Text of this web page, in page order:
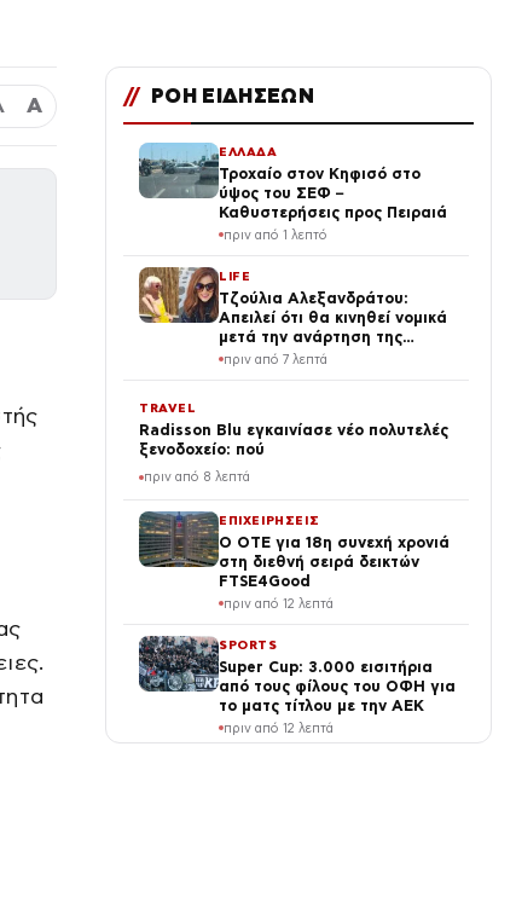
Α // ΡΟΗ ΕΙΔΗΣΕΩΝ
ΕΛΛΑΔΑ
Τροχαίο στον Κηφισό στο
ύψος του ΣΕΦ –
Καθυστερήσεις προς Πειραιά
πριν από 1 λεπτό
LIFE
Τζούλια Αλεξανδράτου:
Απειλεί ότι θα κινηθεί νομικά
μετά την ανάρτηση της
Δημουλίδου
πριν από 7 λεπτά
TRAVEL
Radisson Blu εγκαινίασε νέο πολυτελές
ξενοδοχείο: πού
πριν από 8 λεπτά
ΕΠΙΧΕΙΡΗΣΕΙΣ
Ο ΟΤΕ για 18η συνεχή χρονιά
στη διεθνή σειρά δεικτών
FTSE4Good
πριν από 12 λεπτά
SPORTS
Super Cup: 3.000 εισιτήρια
από τους φίλους του ΟΦΗ για
το ματς τίτλου με την ΑΕΚ
πριν από 12 λεπτά